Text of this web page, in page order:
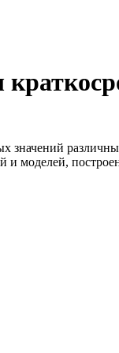
значений
и моделей,